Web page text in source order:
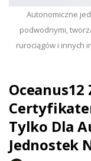
Autonomiczne
podwodnymi,
rurociągów i innych
Oceanus12
Tylko Dla
Jednostek